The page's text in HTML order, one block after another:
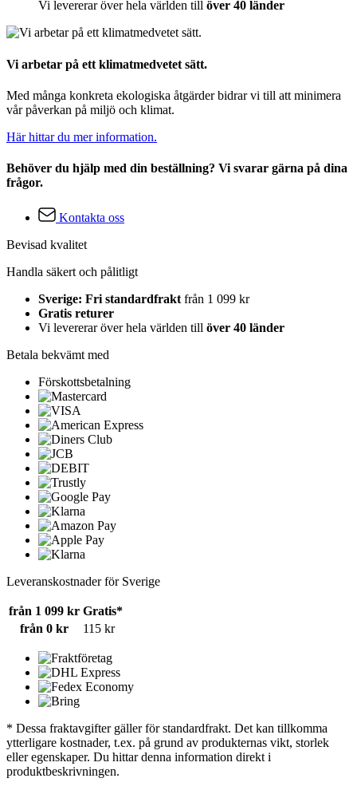
Vi levererar över hela världen till över 40 länder
Vi arbetar på ett klimatmedvetet sätt.
Med många konkreta ekologiska åtgärder bidrar vi till att minimera
vår påverkan på miljö och klimat.
Här hittar du mer information.
Behöver du hjälp med din beställning? Vi svarar gärna på dina
frågor.
Kontakta oss
Bevisad kvalitet
Handla säkert och pålitligt
Sverige: Fri standardfrakt från 1 099 kr
Gratis returer
Vi levererar över hela världen till över 40 länder
Betala bekvämt med
Förskottsbetalning
Leveranskostnader för Sverige
från 1 099 kr Gratis*
från 0 kr
115 kr
* Dessa fraktavgifter gäller för standardfrakt. Det kan tillkomma
ytterligare kostnader, t.ex. på grund av produkternas vikt, storlek
eller egenskaper. Du hittar denna information direkt i
produktbeskrivningen.